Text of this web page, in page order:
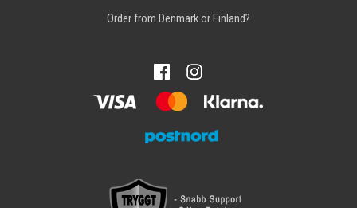
Order from Denmark or Finland?